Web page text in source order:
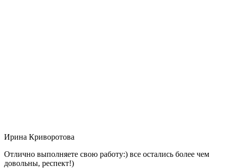
Ирина Криворотова
Отлично выполняете свою работу:) все остались более чем
довольны, респект!)